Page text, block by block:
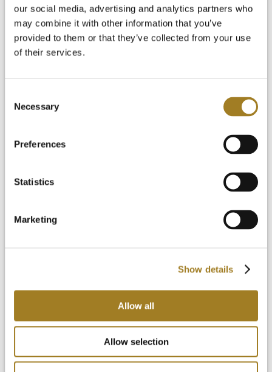
our social media, advertising and analytics partners who
may combine it with other information that you’ve
provided to them or that they’ve collected from your use
of their services.
Selection
Necessary
Preferences
Statistics
Marketing
Show details
Allow all
Allow selection
阿卡迪亚背带